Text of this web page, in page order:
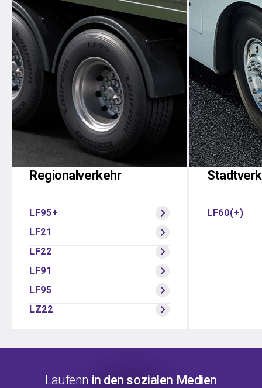
Regionalverkehr
LF95+
LF21
LF22
LF91
LF95
LZ22
LF60(+)
Laufenn in den sozialen Medien